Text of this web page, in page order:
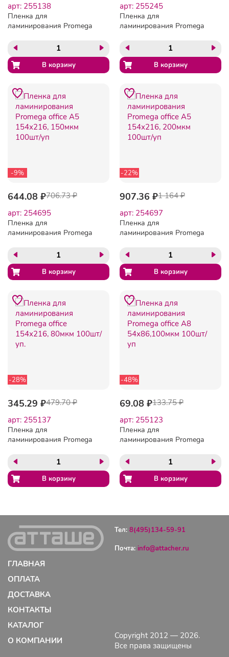
арт: 255138
Пленка для
ламинирования Promega
100шт/уп.
арт: 255245
Пленка для
ламинирования Promega
100шт/уп
-9%
644.08 ₽706.73 ₽
арт: 254695
Пленка для
ламинирования Promega
100шт/уп
-22%
907.36 ₽1 164 ₽
арт: 254697
Пленка для
ламинирования Promega
100шт/уп
-28%
345.29 ₽479.70 ₽
арт: 255137
Пленка для
ламинирования Promega
100шт/уп.
-48%
69.08 ₽133.75 ₽
арт: 255123
Пленка для
ламинирования Promega
100шт/уп
Тел: 8(495)134-59-91
Почта: info@attacher.ru
ГЛАВНАЯ
ОПЛАТА
ДОСТАВКА
КОНТАКТЫ
КАТАЛОГ
О КОМПАНИИ
Copyright 2012 — 2026.
Все права защищены